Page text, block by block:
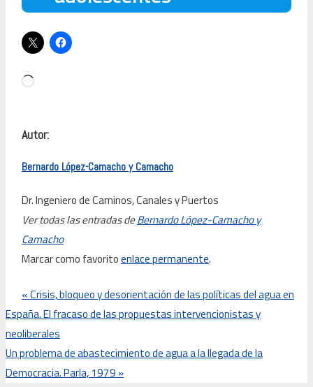
Cargando...
Autor:
Bernardo López-Camacho y Camacho
Dr. Ingeniero de Caminos, Canales y Puertos
Ver todas las entradas deBernardo López-Camacho y
Camacho
Marcar como favoritoenlace permanente.
«Crisis, bloqueo y desorientación de las políticas del agua en
España. El fracaso de las propuestas intervencionistas y
neoliberales
Un problema de abastecimiento de agua a la llegada de la
Democracia. Parla, 1979 »